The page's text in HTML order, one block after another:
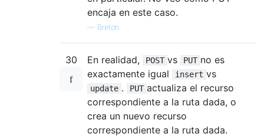
encaja en este caso.
— Breton
30 En realidad, POST vs PUT no es
exactamente igual
insert vs
update . PUT actualiza el recurso
correspondiente a la ruta dada, o
crea un nuevo recurso
correspondiente a la ruta dada.